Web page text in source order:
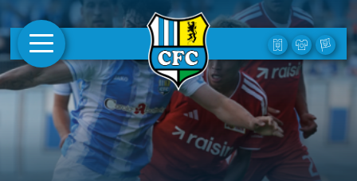
AKTUELLES
1. MANNSCHAFT
FRAUEN